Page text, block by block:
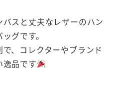
バスと丈夫なレザーのハン
グです。
、コレクターやブランド
逸品です